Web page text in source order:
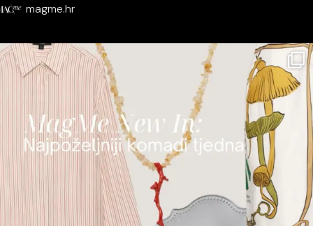
magme.hr